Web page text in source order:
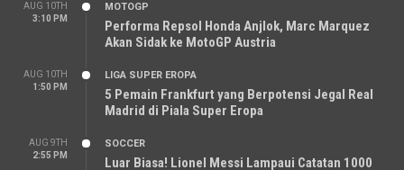
AUG 10TH
3:10 PM
MOTOGP
Performa Repsol Honda Anjlok, Marc Marquez
Akan Sidak ke MotoGP Austria
AUG 10TH
1:50 PM
LIGA SUPER EROPA
5 Pemain Frankfurt yang Berpotensi Jegal Real
Madrid di Piala Super Eropa
AUG 9TH
2:55 PM
SOCCER
Luar Biasa! Lionel Messi Lampaui Catatan 1000